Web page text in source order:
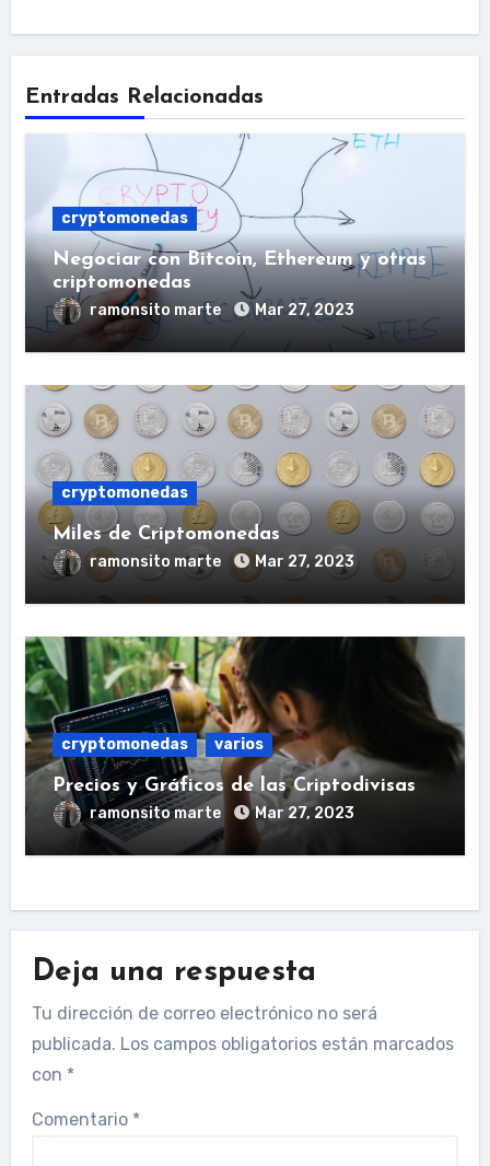
Entradas Relacionadas
cryptomonedas
Negociar con Bitcoin, Ethereum y otras
criptomonedas
ramonsito marte Mar 27, 2023
cryptomonedas
Miles de Criptomonedas
ramonsito marte Mar 27, 2023
cryptomonedas varios
Precios y Gráficos de las Criptodivisas
ramonsito marte Mar 27, 2023
Deja una respuesta
Tu dirección de correo electrónico no será
publicada. Los campos obligatorios están marcados
con *
Comentario *